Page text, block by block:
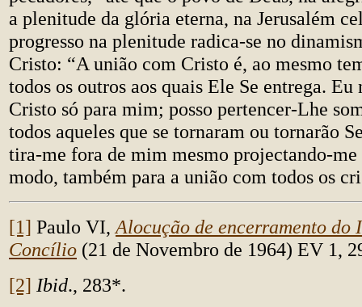
a plenitude da glória eterna, na Jerusalém
progresso na plenitude radica-se no
Cristo: “A união com Cristo é, ao mesmo
todos os outros aos quais Ele Se entrega. Eu
Cristo só para mim; posso pertencer-Lhe
todos aqueles que se tornaram ou tornarão
tira-me fora de mim mesmo projectando-me
modo, também para a união com todos os
[1] Paulo VI, Alocução de encerramento do
Concílio (21 de Novembro de 1964) EV 1,
[2] Ibid., 283*.